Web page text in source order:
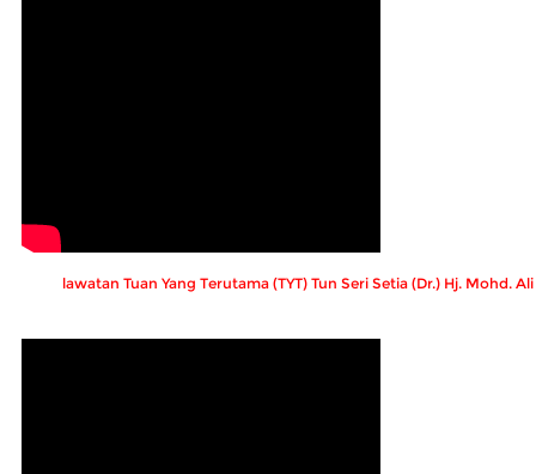
lawatan Tuan Yang Terutama (TYT) Tun Seri Setia (Dr.) Hj. Mohd.